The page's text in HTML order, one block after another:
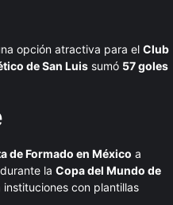
opción atractiva para el Club
de San Luis sumó 57 goles
de Formado en México a
la Copa del Mundo de
con plantillas